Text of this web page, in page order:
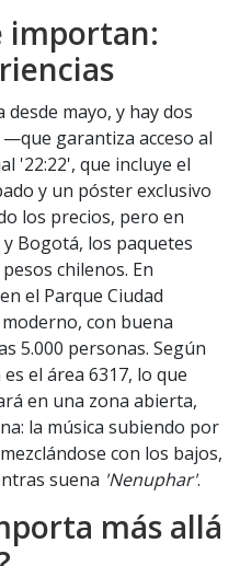
importan:
mayo, y hay dos
garantiza acceso al
'22:22', que incluye el
y un póster exclusivo
los precios, pero en
Bogotá, los paquetes
chilenos. En
en el Parque Ciudad
con buena
5.000 personas. Según
el área 6317, lo que
en una zona abierta,
la música subiendo por
con los bajos,
suena 'Nenuphar'.
más allá